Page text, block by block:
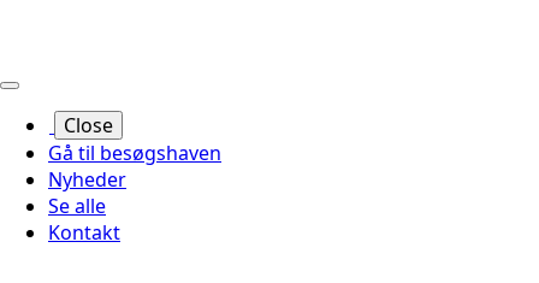
Close
Gå til besøgshaven
Nyheder
Se alle
Kontakt